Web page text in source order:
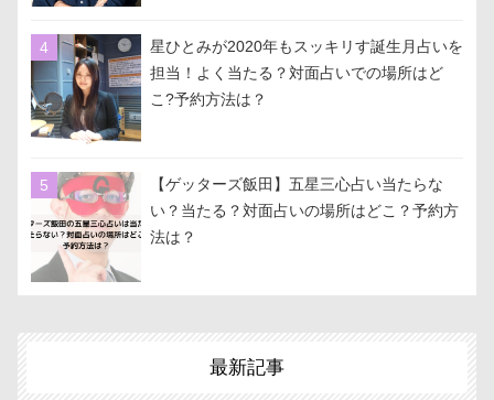
星ひとみが2020年もスッキリす誕生月占いを
担当！よく当たる？対面占いでの場所はど
こ?予約方法は？
【ゲッターズ飯田】五星三心占い当たらな
い？当たる？対面占いの場所はどこ？予約方
法は？
最新記事